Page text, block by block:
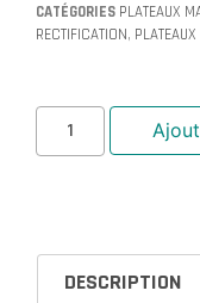
CATÉGORIES PLATEAUX
RECTIFICATION,
DESCRIPTION